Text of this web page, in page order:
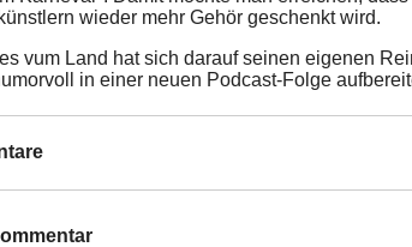
wieder mehr Gehör geschenkt wird.
vum Land hat sich darauf seinen eigenen
in einer neuen Podcast-Folge